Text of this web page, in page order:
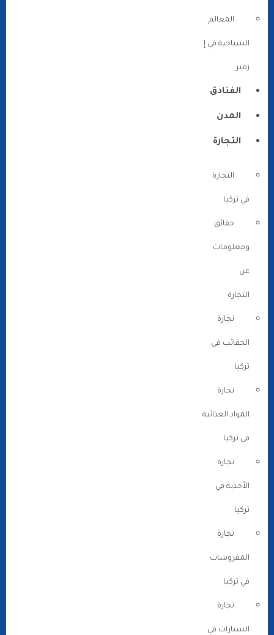
المعالم
السياحية في إ
زمير
الفنادق
المدن
التجارة
التجارة
في تركيا
حقائق
ومعلومات
عن
التجارة
تجارة
الحقائب فى
تركيا
تجارة
المواد الغذائية
في تركيا
تجارة
الأحذية في
تركيا
تجارة
المفروشات
في تركيا
تجارة
السيارات في